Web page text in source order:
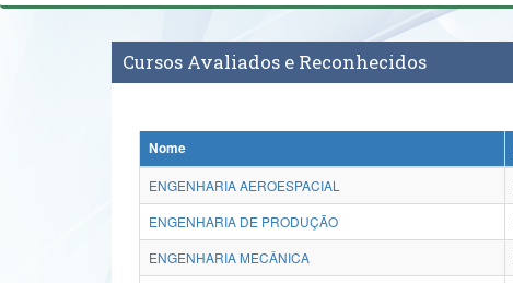
Secretaria de Governo Gabinete de Segurança
Cursos Avaliados e Reconhecidos
Nome
ENGENHARIA AEROESPACIAL
ENGENHARIA DE PRODUÇÃO
ENGENHARIA MECÂNICA